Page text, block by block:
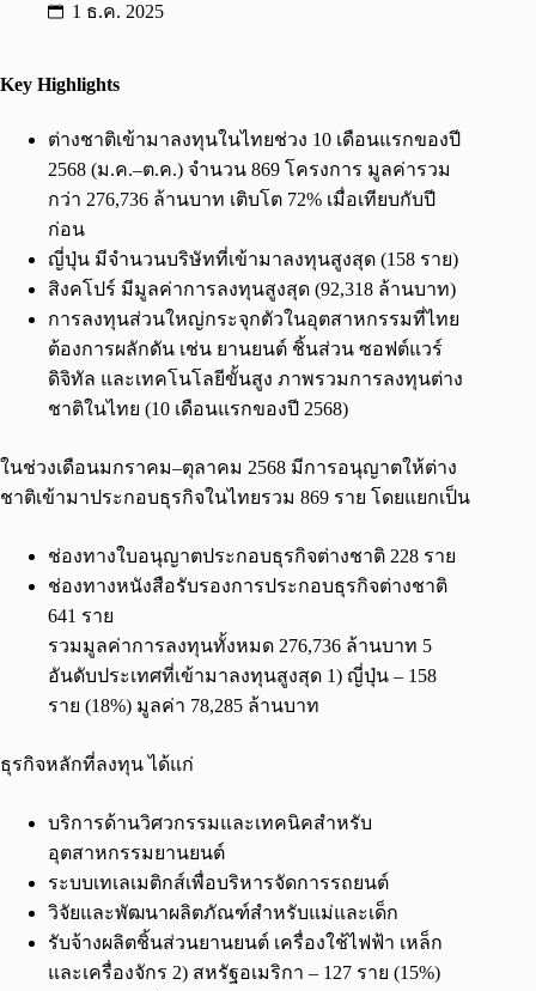
1 ธ.ค. 2025
Key Highlights
ต่างชาติเข้ามาลงทุนในไทยช่วง 10 เดือนแรกของปี
2568 (ม.ค.–ต.ค.) จำนวน 869 โครงการ มูลค่ารวม
กว่า 276,736 ล้านบาท เติบโต 72% เมื่อเทียบกับปี
ก่อน
ญี่ปุ่น มีจำนวนบริษัทที่เข้ามาลงทุนสูงสุด (158 ราย)
สิงคโปร์ มีมูลค่าการลงทุนสูงสุด (92,318 ล้านบาท)
การลงทุนส่วนใหญ่กระจุกตัวในอุตสาหกรรมที่ไทย
ต้องการผลักดัน เช่น ยานยนต์ ชิ้นส่วน ซอฟต์แวร์
ดิจิทัล และเทคโนโลยีขั้นสูง ภาพรวมการลงทุนต่าง
ชาติในไทย (10 เดือนแรกของปี 2568)
ในช่วงเดือนมกราคม–ตุลาคม 2568 มีการอนุญาตให้ต่าง
ชาติเข้ามาประกอบธุรกิจในไทยรวม 869 ราย โดยแยกเป็น
ช่องทางใบอนุญาตประกอบธุรกิจต่างชาติ 228 ราย
ช่องทางหนังสือรับรองการประกอบธุรกิจต่างชาติ
641 ราย
รวมมูลค่าการลงทุนทั้งหมด 276,736 ล้านบาท 5
อันดับประเทศที่เข้ามาลงทุนสูงสุด 1) ญี่ปุ่น – 158
ราย (18%) มูลค่า 78,285 ล้านบาท
ธุรกิจหลักที่ลงทุน ได้แก่
บริการด้านวิศวกรรมและเทคนิคสำหรับ
อุตสาหกรรมยานยนต์
ระบบเทเลเมติกส์เพื่อบริหารจัดการรถยนต์
วิจัยและพัฒนาผลิตภัณฑ์สำหรับแม่และเด็ก
รับจ้างผลิตชิ้นส่วนยานยนต์ เครื่องใช้ไฟฟ้า เหล็ก
และเครื่องจักร 2) สหรัฐอเมริกา – 127 ราย (15%)